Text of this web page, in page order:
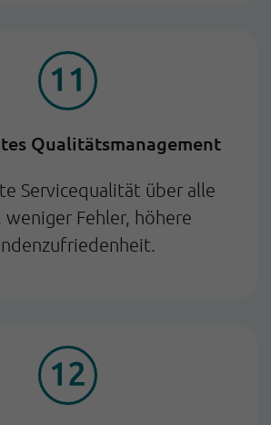
Qualitätsmanagement
Servicequalität über alle
weniger Fehler, höhere